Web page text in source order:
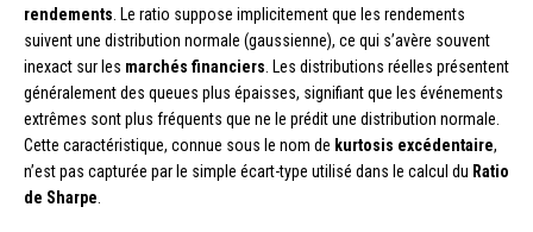
rendements . Le ratio suppose implicitement que les rendements
suivent une distribution normale (gaussienne), ce qui s’avère souvent
inexact sur les marchés financiers . Les distributions réelles présentent
généralement des queues plus épaisses, signifiant que les événements
extrêmes sont plus fréquents que ne le prédit une distribution normale.
Cette caractéristique, connue sous le nom de kurtosis excédentaire,
n’est pas capturée par le simple écart-type utilisé dans le calcul du Ratio
de Sharpe